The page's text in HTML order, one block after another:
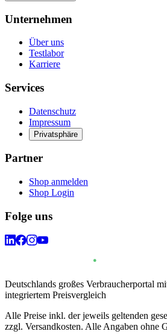
Unternehmen
Über uns
Testlabor
Karriere
Services
Datenschutz
Impressum
Privatsphäre
Partner
Shop anmelden
Shop Login
Folge uns
Deutschlands großes Verbraucherportal
integriertem Preisvergleich
Alle Preise inkl. der jeweils geltenden
zzgl. Versandkosten. Alle Angaben ohne